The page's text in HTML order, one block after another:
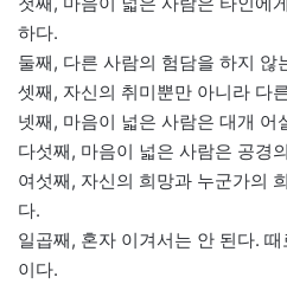
하다.
둘째, 다른 사람의 험담을 하지 않
셋째, 자신의 취미뿐만 아니라 다
넷째, 마음이 넓은 사람은 대개 어
다섯째, 마음이 넓은 사람은 공경
여섯째, 자신의 희망과 누군가의
다.
일곱째, 혼자 이겨서는 안 된다.
이다.